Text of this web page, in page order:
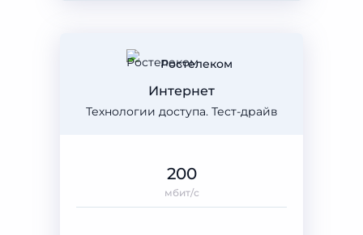
Ростелеком
Технологии доступа. Тест-драйв
Интернет
200
мбит/с